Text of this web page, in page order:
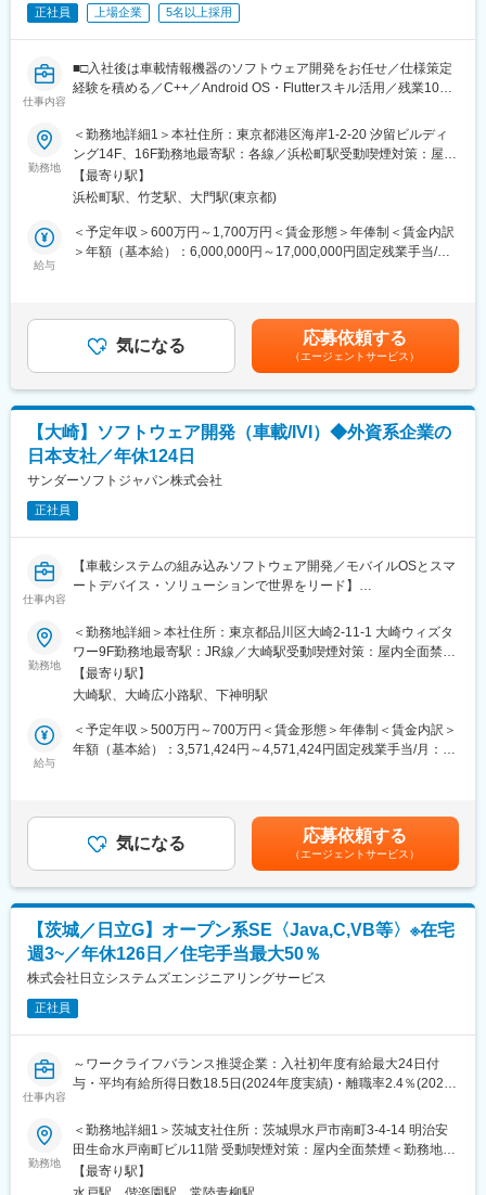
・研修費用補助などスキル支援充実
変更の範囲：会社の定める業務
【魅力ポイント】
長することが可能です。
◎アプリ開発も経験することでクラウド連携やセンサデータなど
■ツール／開発環境：
Android OS、C言語
■チーム構成：
8名（MT0名）
・入社後、U／Iターンも可能です
・家族手当、単身赴任手当など福利厚生充実
りもございます。エンジニア主導での研修も行われています。ま
た、各専門ごとの技術研修から、人間力研修まで、業界トップク
ラスのグループ研修体制を整えています。
「研修回数：631回／年」「研修制度を有効活用しているエンジ
ニア：延べ6,762名」など、他社とは比べ物にならないレベルでの
研修を受けることができます。その結果が、「離職率：約6.1%
（製造業平均約11％）」「勤続16年以上のエンジニア：約1500
名」という実績に表れています。
変更の範囲：会社の定める業務
正社員 上場企業 5名以上採用
仕事内容
■□入社後は車載情報機器のソフトウェア開発をお任せ／仕様策定
経験を積める／C++／Android OS・Flutterスキル活用／残業10時
大手完成車メーカーと一体となって次世代のメーター、HUD、IVI
といった車載情報機器のソフトウェアの仕様策定、仕様書作成等
の上流工程業務を行っていただきます。
【配属予定プロジェクトの特色】
◆大手自動車メーカーの上流工程に参画（確約します）
・車載ソフトウェアの仕様調整、仕様書作成
・テスト項目作成 etc
※ご経験や適性をもとに、参画ポジションをご提案させていただき
ますので
https://mobility.systena.co.jp/
2024年5月、システナグループのSDV及びモビリティ関連の開発
経験者を集約し、次世代モビリティ事業部が発足。
が在籍。
・業務を通じて車載システムの最新技術に触れることができ、次
世代の完成車を開発するやりがいと社会への貢献感を感じ、スキ
・お客様と密に連携しながらPJTを一緒に進めている為、手触り
感をもってエンドユーザーに近い視点で、社会貢献実感・未来の
車作りへのワクワク感を持って開発可能です。
・年次関係ない実力・成果主義の社風になります。
変更の範囲：本人の適正により当社業務全般に変更の可能性がご
ざいます。
勤務地
＜勤務地詳細1＞本社住所：東京都港区海岸1-2-20 汐留ビルディ
ング14F、16F勤務地最寄駅：各線／浜松町駅受動喫煙対策：屋内
全面禁煙＜勤務地詳細2＞顧客先（東京）住所：東京都 受動喫煙
対策：屋内全面禁煙変更の範囲：本社および全国の拠点、顧客
【最寄り駅】
浜松町駅、竹芝駅、大門駅(東京都)
給与
＜予定年収＞600万円～1,700万円＜賃金形態＞年俸制＜賃金内訳
＞年額（基本給）：6,000,000円～17,000,000円固定残業手当/
業手当＞有＜給与補足＞※45時間分の残業代含む/月（45時間以上
は別途支給）※給与詳細は経験・能力・前職給与等を踏まえて決定
します■昇給：年1回賃金はあくまでも目安の金額であり、選考を
通じて上下する可能性があります。月給(月額)は固定手当を含めた
表記です。
気になる 応募依頼する
（エージェントサービス）
【大崎】ソフトウェア開発（車載/IVI）◆外資系企業の
日本支社／年休124日
サンダーソフトジャパン株式会社
正社員
仕事内容
【車載システムの組み込みソフトウェア開発／モバイルOSとスマ
ートデバイス・ソリューションで世界をリード】
ける組み込みソフトウェア開発を行います。
■業務内容：
・クライアント先の環境にて、クライアントと共に車載コックピ
ット開発に従事します。最先端の車載情報システム（IVI、カーオ
ーディオやカーナビシステム)における組み込みソフトウェア開発
を行い、コネクテッドカー社会を牽引するお客様と共に、ビジネ
スの拡大を目指します。
いく実感を得ることができるポジションです。
■業務のポイント：
・最初のサイトは「新横浜」を予定しています。
■採用背景：
自動運転・SDVと大きな変革期にある車載システムに向け、様々
があり、お客様とともに新しい車載コックピットシステムの開発
を続けています。今後更なる進化を遂げる車載コックピット開発
■キャリアプラン：プログラマ→SE→PL→PM
ます。
■当社のポイント：
・外資系ですが日本支社は非常に安定しており設立から16年経過
勤務地
＜勤務地詳細＞本社住所：東京都品川区大崎2-11-1 大崎ウィズタ
ワー9F勤務地最寄駅：JR線／大崎駅受動喫煙対策：屋内全面禁煙
変更の範囲：会社の定める事業所
【最寄り駅】
大崎駅、大崎広小路駅、下神明駅
給与
＜予定年収＞500万円～700万円＜賃金形態＞年俸制＜賃金内訳＞
年額（基本給）：3,571,424円～4,571,424円固定残業手当/月：
年収構成：基本給＋残業手当■時間外労働：月平均２０時間程賃金
はあくまでも目安の金額であり、選考を通じて上下する可能性が
あります。月給(月額)は固定手当を含めた表記です。
気になる 応募依頼する
（エージェントサービス）
【茨城／日立G】オープン系SE〈Java,C,VB等〉※在宅
週3~／年休126日／住宅手当最大50％
株式会社日立システムズエンジニアリングサービス
正社員
仕事内容
～ワークライフバランス推奨企業：入社初年度有給最大24日付
与・平均有給所得日数18.5日(2024年度実績)・離職率2.4％(2024
ム・マネジメント人材を育成／年間休日126日～
■業務概要：
当社のSEとして、日立グループ向けの業務系基幹システムにおけ
勤務地
＜勤務地詳細1＞茨城支社住所：茨城県水戸市南町3-4-14 明治安
田生命水戸南町ビル11階 受動喫煙対策：屋内全面禁煙＜勤務地詳
細2＞顧客先住所：茨城県 受動喫煙対策：屋内全面禁煙変更の範
囲：会社の定める事業所（リモートワーク含む）
【最寄り駅】